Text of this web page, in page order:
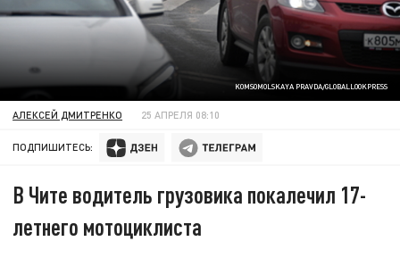
KOMSOMOLSKAYA PRAVDA/GLOBALLOOKPRESS
АЛЕКСЕЙ ДМИТРЕНКО 25 АПРЕЛЯ 08:10
ПОДПИШИТЕСЬ:
В Чите водитель грузовика покалечил 17-
летнего мотоциклиста